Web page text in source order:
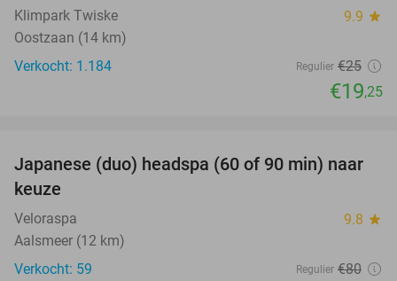
Klimpark Twiske 9.9 star
Oostzaan (14 km)
Verkocht: 1.184
Regulier €25
€19,25
39%
Japanese (duo) headspa (60 of 90 min) naar
keuze
Veloraspa 9.8 star
Aalsmeer (12 km)
Verkocht: 59
Regulier €80